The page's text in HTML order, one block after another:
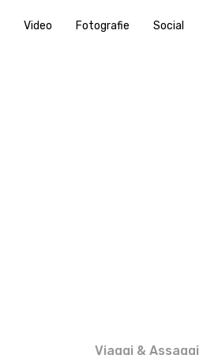
Video Fotografie Social
Viaggi & Assaggi